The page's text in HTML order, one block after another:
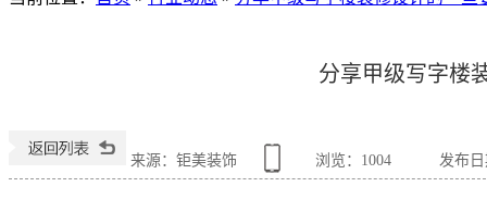
分享甲级写字楼
来源：钜美装饰 浏览： 1004 发布日